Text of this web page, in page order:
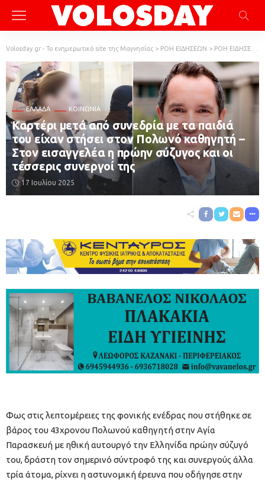
Volosday.gr - Το ενημερωτικό site της Μαγνησίας > ΡΟΗ ΕΙΔΗΣΕΩΝ > ΡΟΗ ΕΙΔΗΣΕΩΝ
ΕΛΛΆΔΑ ΚΟΙΝΩΝΙΑ
Καρτέρι μετά από συνεδρία με τα παιδιά
του είχαν στήσει στον Πολωνό καθηγητή –
Στον εισαγγελέα η πρώην σύζυγος και οι
τέσσερις συνεργοί της
17 Ιουλίου 2025
Φως στις λεπτομέρειες της φονικής ενέδρας που στήθηκε σε
βάρος του 43χρονου Πολωνού καθηγητή στην Αγία
Παρασκευή με ηθική αυτουργό την Ελληνίδα πρώην σύζυγό
του, δράστη τον σημερινό σύντροφό της και συνεργούς άλλα
τρία άτομα, ρίχνει η αστυνομική έρευνα που οδήγησε στην